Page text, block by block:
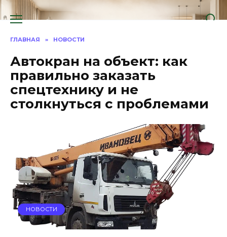
Перейти
к
ГЛАВНАЯ » НОВОСТИ
Автокран на объект: как
правильно заказать
спецтехнику и не
столкнуться с проблемами
НОВОСТИ